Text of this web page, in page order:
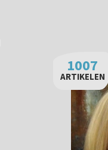
1007
ARTIKELEN